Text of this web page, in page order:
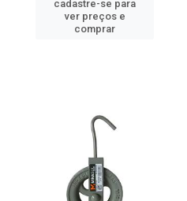
cadastre-se para
ver preços e
comprar